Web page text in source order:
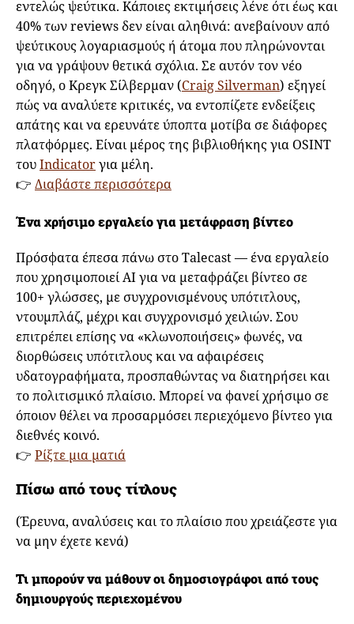
εντελώς ψεύτικα. Κάποιες εκτιμήσεις λένε ότι έως και
40% των reviews δεν είναι αληθινά: ανεβαίνουν από
ψεύτικους λογαριασμούς ή άτομα που πληρώνονται
για να γράψουν θετικά σχόλια. Σε αυτόν τον νέο
οδηγό, ο Κρεγκ Σίλβερμαν (Craig Silverman) εξηγεί
πώς να αναλύετε κριτικές, να εντοπίζετε ενδείξεις
απάτης και να ερευνάτε ύποπτα μοτίβα σε διάφορες
πλατφόρμες. Είναι μέρος της βιβλιοθήκης για OSINT
τουIndicatorγια μέλη.
👉 Διαβάστε περισσότερα
Ένα χρήσιμο εργαλείο για μετάφραση βίντεο
Πρόσφατα έπεσα πάνω στο Talecast — ένα εργαλείο
που χρησιμοποιεί AI για να μεταφράζει βίντεο σε
100+ γλώσσες, με συγχρονισμένους υπότιτλους,
ντουμπλάζ, μέχρι και συγχρονισμό χειλιών. Σου
επιτρέπει επίσης να «κλωνοποιήσεις» φωνές, να
διορθώσεις υπότιτλους και να αφαιρέσεις
υδατογραφήματα, προσπαθώντας να διατηρήσει και
το πολιτισμικό πλαίσιο. Μπορεί να φανεί χρήσιμο σε
όποιον θέλει να προσαρμόσει περιεχόμενο βίντεο για
διεθνές κοινό.
👉 Ρίξτε μια ματιά
Πίσω από τους τίτλους
(Έρευνα, αναλύσεις και το πλαίσιο που χρειάζεστε για
να μην έχετε κενά)
Τι μπορούν να μάθουν οι δημοσιογράφοι από τους
δημιουργούς περιεχομένου